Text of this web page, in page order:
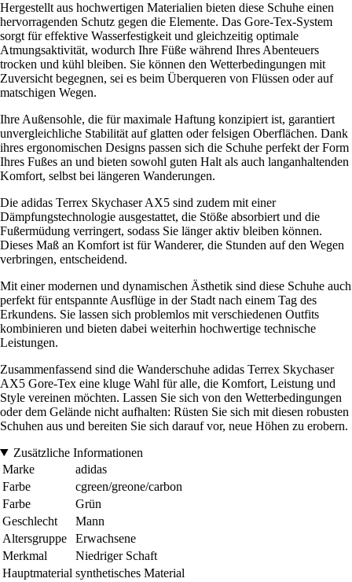
Hergestellt aus hochwertigen Materialien bieten diese Schuhe einen
hervorragenden Schutz gegen die Elemente. Das Gore-Tex-System
sorgt für effektive Wasserfestigkeit und gleichzeitig optimale
Atmungsaktivität, wodurch Ihre Füße während Ihres Abenteuers
trocken und kühl bleiben. Sie können den Wetterbedingungen mit
Zuversicht begegnen, sei es beim Überqueren von Flüssen oder auf
matschigen Wegen.
Ihre Außensohle, die für maximale Haftung konzipiert ist, garantiert
unvergleichliche Stabilität auf glatten oder felsigen Oberflächen. Dank
ihres ergonomischen Designs passen sich die Schuhe perfekt der Form
Ihres Fußes an und bieten sowohl guten Halt als auch langanhaltenden
Komfort, selbst bei längeren Wanderungen.
Die adidas Terrex Skychaser AX5 sind zudem mit einer
Dämpfungstechnologie ausgestattet, die Stöße absorbiert und die
Fußermüdung verringert, sodass Sie länger aktiv bleiben können.
Dieses Maß an Komfort ist für Wanderer, die Stunden auf den Wegen
verbringen, entscheidend.
Mit einer modernen und dynamischen Ästhetik sind diese Schuhe auch
perfekt für entspannte Ausflüge in der Stadt nach einem Tag des
Erkundens. Sie lassen sich problemlos mit verschiedenen Outfits
kombinieren und bieten dabei weiterhin hochwertige technische
Leistungen.
Zusammenfassend sind die Wanderschuhe adidas Terrex Skychaser
AX5 Gore-Tex eine kluge Wahl für alle, die Komfort, Leistung und
Style vereinen möchten. Lassen Sie sich von den Wetterbedingungen
oder dem Gelände nicht aufhalten: Rüsten Sie sich mit diesen robusten
Schuhen aus und bereiten Sie sich darauf vor, neue Höhen zu erobern.
Zusätzliche Informationen
Marke
adidas
Farbe
cgreen/greone/carbon
Farbe
Grün
Geschlecht
Mann
Altersgruppe
Erwachsene
Merkmal
Niedriger Schaft
Hauptmaterial synthetisches Material